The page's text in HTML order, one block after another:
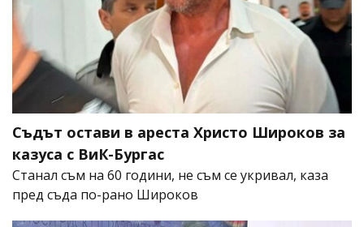
Съдът остави в ареста Христо Широков за
казуса с ВиК-Бургас
Станал съм на 60 години, не съм се укривал, каза
пред съда по-рано Широков